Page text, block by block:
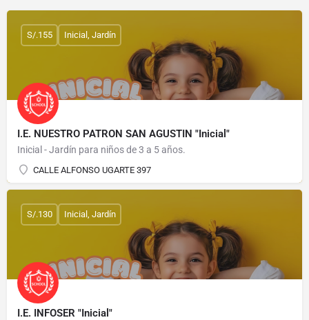
I.E. NUESTRO PATRON SAN AGUSTIN "Inicial"
Inicial - Jardín para niños de 3 a 5 años.
CALLE ALFONSO UGARTE 397
S/.155 Inicial, Jardín
I.E. INFOSER "Inicial"
S/.130 Inicial, Jardín